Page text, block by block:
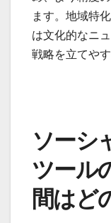
ます。地域特
は文化的なニ
戦略を立てや
ソーシ
ツール
間はど